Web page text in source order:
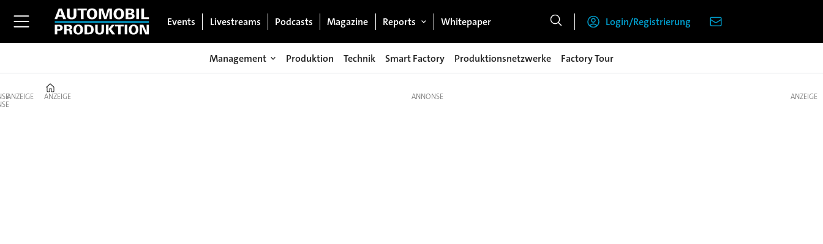
Events Livestreams Podcasts Magazine Reports Whitepaper Login/Registrierung
Management Produktion Technik Smart Factory Produktionsnetzwerke Factory Tour
ANZEIGE ANZEIGE ANZEIGE